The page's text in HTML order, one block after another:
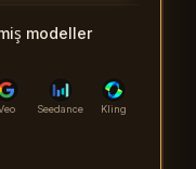
modeller
Seedance Kling